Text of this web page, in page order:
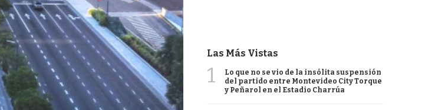
Las Más Vistas
1
Lo que no se vio de la insólita suspensión
del partido entre Montevideo City Torque
y Peñarol en el Estadio Charrúa